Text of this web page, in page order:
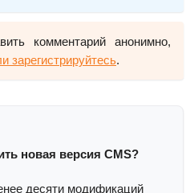
комментарий анонимно,
зарегистрируйтесь.
новая версия CMS?
десяти модификаций